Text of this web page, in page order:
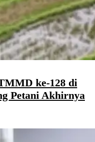
ke-128 di
Petani Akhirnya